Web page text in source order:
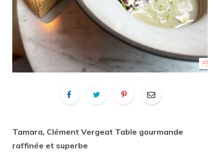
Tamara, Clément Vergeat Table gourmande
raffinée et superbe